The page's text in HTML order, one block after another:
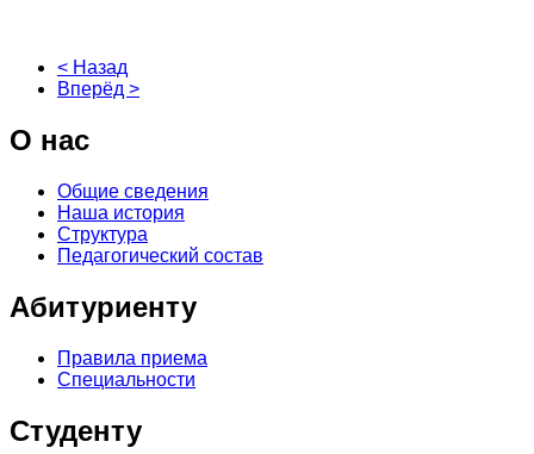
< Назад
Вперёд >
О нас
Общие сведения
Наша история
Структура
Педагогический состав
Абитуриенту
Правила приема
Специальности
Студенту